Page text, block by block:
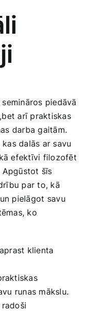
piedāvā
arī praktiskas
darba gaitām.
dalās ‍ar savu
efektīvi filozofēt
Apgūstot šīs
par to, ‌kā
pielāgot ⁤savu
ko⁤
klienta
runas mākslu.
radoši